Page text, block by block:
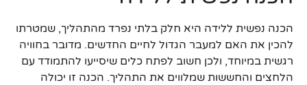
הכנה נפשית ללידה היא חלק בלתי נפרד מהתהליך, שמטרתו
להכין את האם למעבר הגדול לחיים החדשים. מדובר בחוויה
רגשית במיוחד, ולכן חשוב לפתח כלים שיסייעו להתמודד עם
הלחצים והחששות שמלווים את התהליך. הכנה זו יכולה